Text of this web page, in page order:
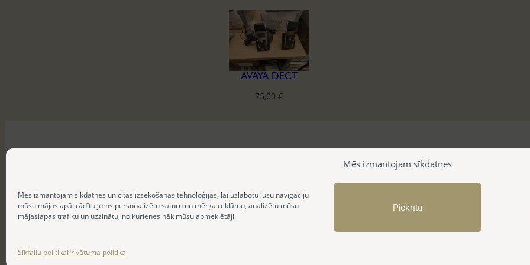
Mēs izmantojam sīkdatnes
Mēs izmantojam sīkdatnes un citas izsekošanas tehnoloģijas, lai uzlabotu jūsu navigāciju
mūsu mājaslapā, rādītu jums personalizētu saturu un mērķa reklāmu, analizētu mūsu
mājaslapas trafiku un uzzinātu, no kurienes nāk mūsu apmeklētāji.
Piekrītu
Sīkfailu politikaPrivātuma politika
AVAYA DECT
75,00€